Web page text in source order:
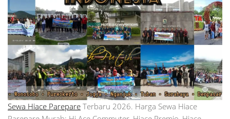
Sewa Hiace Parepare Terbaru 2026. Harga Sewa Hiace